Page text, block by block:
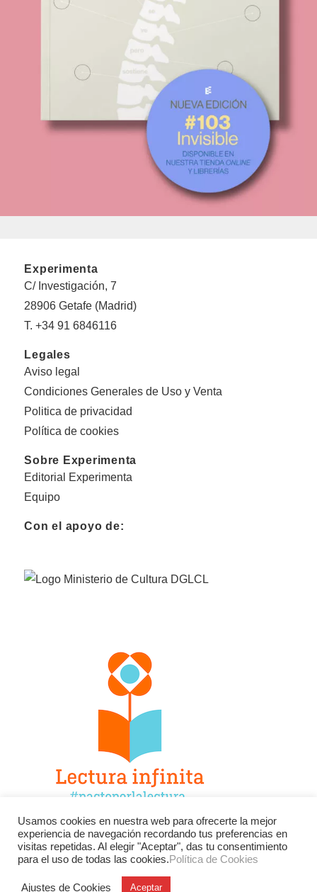
Experimenta
C/ Investigación, 7
28906 Getafe (Madrid)
T. +34 91 6846116
Legales
Aviso legal
Condiciones Generales de Uso y Venta
Politica de privacidad
Política de cookies
Sobre Experimenta
Editorial Experimenta
Equipo
Con el apoyo de:
Facebook Twitter
Instagram
YouTube
LinkedIn Contacto
Usamos cookies en nuestra web para ofrecerte la mejor
experiencia de navegación recordando tus preferencias en
visitas repetidas. Al elegir "Aceptar", das tu consentimiento
para el uso de todas las cookies.Política de Cookies
Ajustes de Cookies Aceptar